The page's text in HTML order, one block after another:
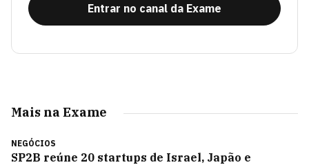
Entrar no canal da Exame
Mais na Exame
NEGÓCIOS
SP2B reúne 20 startups de Israel, Japão e